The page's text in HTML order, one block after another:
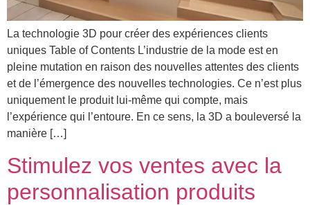
La technologie 3D pour créer des expériences clients
uniques Table of Contents L’industrie de la mode est en
pleine mutation en raison des nouvelles attentes des clients
et de l’émergence des nouvelles technologies. Ce n’est plus
uniquement le produit lui-même qui compte, mais
l’expérience qui l’entoure. En ce sens, la 3D a bouleversé la
manière […]
Stimulez vos ventes avec la
personnalisation produits